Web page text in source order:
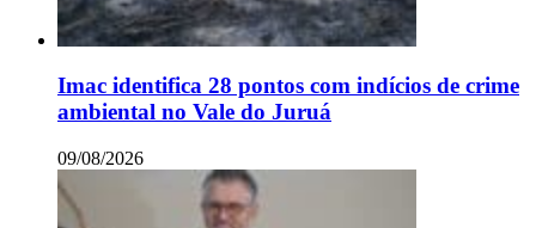
Imac identifica 28 pontos com indícios de crime
ambiental no Vale do Juruá
09/08/2026